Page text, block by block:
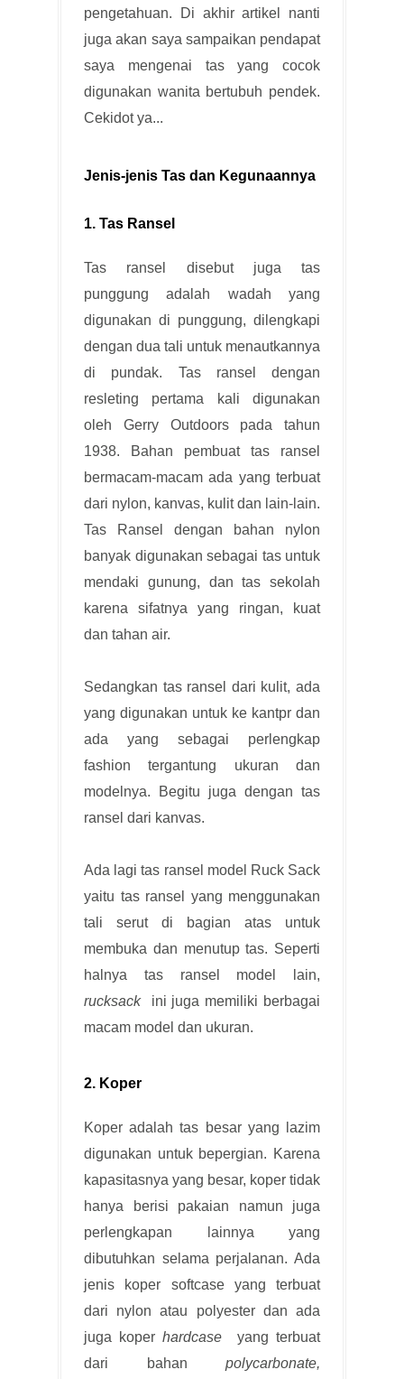
pengetahuan. Di akhir artikel nanti
juga akan saya sampaikan pendapat
saya mengenai tas yang cocok
digunakan wanita bertubuh pendek.
Cekidot ya...
Jenis-jenis Tas dan Kegunaannya
1. Tas Ransel
Tas ransel disebut juga tas
punggung adalah wadah yang
digunakan di punggung, dilengkapi
dengan dua tali untuk menautkannya
di pundak. Tas ransel dengan
resleting pertama kali digunakan
oleh Gerry Outdoors pada tahun
1938. Bahan pembuat tas ransel
bermacam-macam ada yang terbuat
dari nylon, kanvas, kulit dan lain-lain.
Tas Ransel dengan bahan nylon
banyak digunakan sebagai tas untuk
mendaki gunung, dan tas sekolah
karena sifatnya yang ringan, kuat
dan tahan air.
Sedangkan tas ransel dari kulit, ada
yang digunakan untuk ke kantpr dan
ada yang sebagai perlengkap
fashion tergantung ukuran dan
modelnya. Begitu juga dengan tas
ransel dari kanvas.
Ada lagi tas ransel model Ruck Sack
yaitu tas ransel yang menggunakan
tali serut di bagian atas untuk
membuka dan menutup tas. Seperti
halnya tas ransel model lain,
rucksack
ini juga memiliki berbagai
macam model dan ukuran.
2. Koper
Koper adalah tas besar yang lazim
digunakan untuk bepergian. Karena
kapasitasnya yang besar, koper tidak
hanya berisi pakaian namun juga
perlengkapan lainnya yang
dibutuhkan selama perjalanan. Ada
jenis koper softcase yang terbuat
dari nylon atau polyester dan ada
juga koperhardcase
yang terbuat
dari bahan polycarbonate,